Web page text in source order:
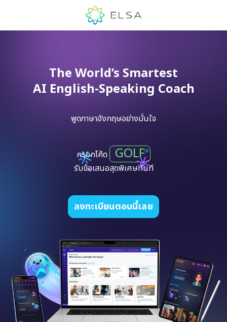
The World’s Smartest
AI English-Speaking Coach
พูดภาษาอังกฤษอย่างมั่นใจ
กรอกโค้ด GOLF
รับข้อเสนอสุดพิเศษทันที
ลงทะเบียนตอนนี้เลย